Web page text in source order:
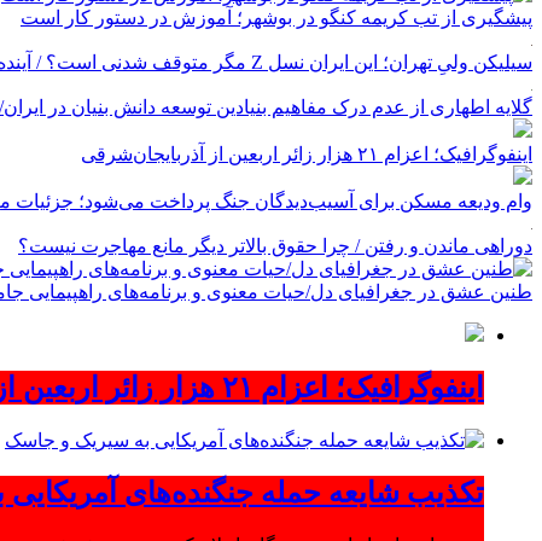
پیشگیری از تب کریمه کنگو در بوشهر؛ آموزش در دستور کار است
سیلیکن ولیِ تهران؛ این ایران نسل Z مگر متوقف شدنی است؟ / آینده ایران را این دانش آموزان می سازند
گلایه اطهاری از عدم درک مفاهیم بنیادین توسعه دانش بنیان در ایران/
اینفوگرافیک؛ اعزام ۲۱ هزار زائر اربعین از آذربایجان‌شرقی
وام ودیعه مسکن برای آسیب‌دیدگان جنگ پرداخت می‌شود؛ جزئیات
دوراهی ماندن و رفتن / چرا حقوق بالاتر دیگر مانع مهاجرت نیست؟
طنین عشق در جغرافیای دل/حیات معنوی و برنامه‌های راهپیمایی
اینفوگرافیک؛ اعزام ۲۱ هزار زائر اربعین از آذربایجان‌شرقی
تکذیب شایعه حمله جنگنده‌های